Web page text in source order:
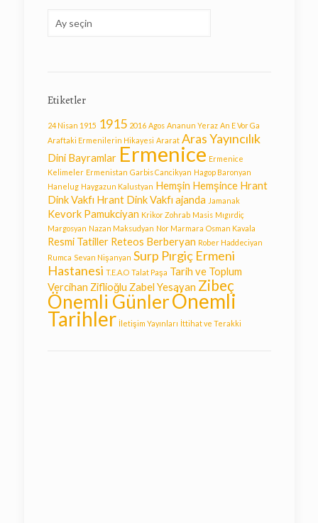
Etiketler
24 Nisan 1915 1915 2016 Agos Ananun Yeraz An E Vor Ga
Araftaki Ermenilerin Hikayesi Ararat Aras Yayıncılık
Dini Bayramlar Ermenice Ermenice
Kelimeler Ermenistan Garbis Cancikyan Hagop Baronyan
Hanelug Haygazun Kalustyan Hemşin Hemşince Hrant
Dink Vakfı Hrant Dink Vakfı ajanda Jamanak
Kevork Pamukciyan Krikor Zohrab Masis Mıgırdiç
Margosyan Nazan Maksudyan Nor Marmara Osman Kavala
Resmi Tatiller Reteos Berberyan Rober Haddeciyan
Rumca Sevan Nişanyan Surp Pırgiç Ermeni
Hastanesi T.E.A.O Talat Paşa Tarih ve Toplum
Vercihan Ziflioğlu Zabel Yesayan Zibeç
Önemli GünlerÖnemli
Tarihler İletişim Yayınları İttihat ve Terakki